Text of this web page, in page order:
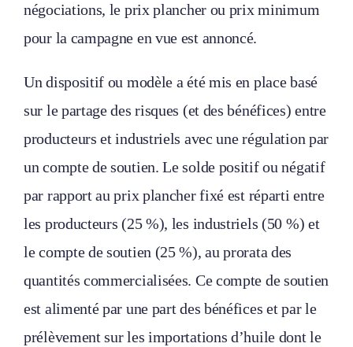
négociations, le prix plancher ou prix minimum
pour la campagne en vue est annoncé.
Un dispositif ou modèle a été mis en place basé
sur le partage des risques (et des bénéfices) entre
producteurs et industriels avec une régulation par
un compte de soutien. Le solde positif ou négatif
par rapport au prix plancher fixé est réparti entre
les producteurs (25 %), les industriels (50 %) et
le compte de soutien (25 %), au prorata des
quantités commercialisées. Ce compte de soutien
est alimenté par une part des bénéfices et par le
prélèvement sur les importations d’huile dont le